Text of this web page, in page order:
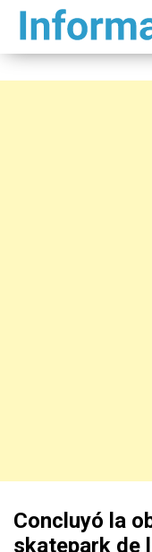
Concluyó la
skatepark de